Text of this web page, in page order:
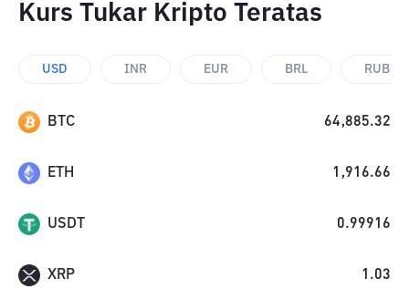
Kurs Tukar Kripto Teratas
USD INR EUR BRL RUB
BTC 64,885.32
ETH 1,916.66
USDT 0.99916
XRP 1.03